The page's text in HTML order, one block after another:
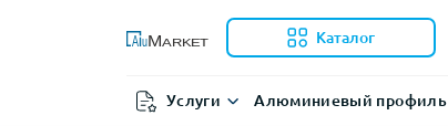
Каталог
Услуги Алюминиевый профиль